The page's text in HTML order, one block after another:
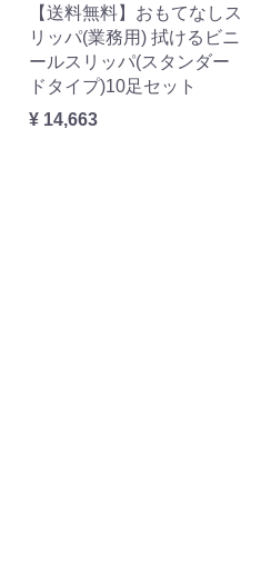
【送料無料】おもてなしス
リッパ(業務用) 拭けるビニ
ールスリッパ(スタンダー
ドタイプ)10足セット
¥ 14,663